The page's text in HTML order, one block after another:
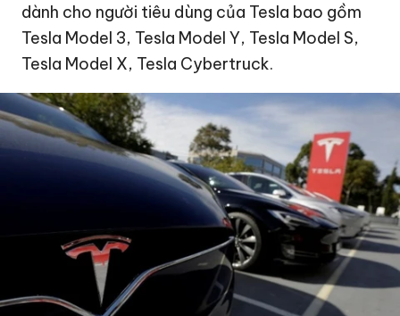
dành cho người tiêu dùng của Tesla bao gồm
Tesla Model 3, Tesla Model Y, Tesla Model S,
Tesla Model X, Tesla Cybertruck.